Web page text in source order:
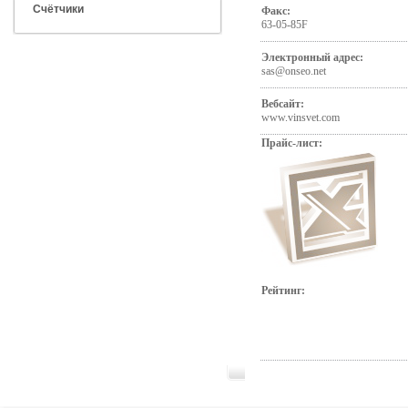
Счётчики
Факс:
63-05-85F
Электронный адрес:
sas@onseo.net
Вебсайт:
www.vinsvet.com
Прайс-лист:
Рейтинг: